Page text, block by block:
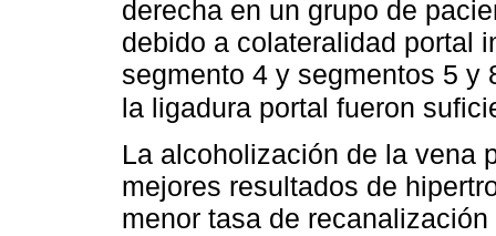
derecha en un grupo de
debido a colateralidad portal
segmento 4 y segmentos 5 y
la ligadura portal fueron
La alcoholización de la vena
mejores resultados de
menor tasa de